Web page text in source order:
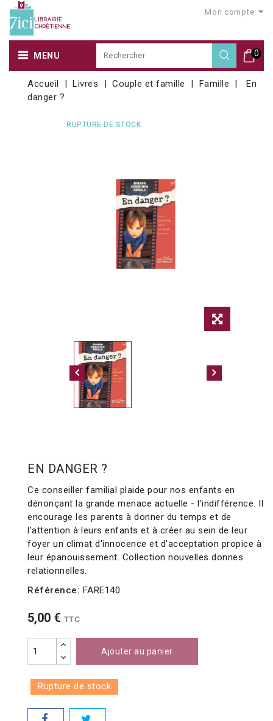
Mon compte
0
MENU
Accueil Livres Couple et famille Famille
En
danger ?
RUPTURE DE STOCK
EN DANGER ?
Ce conseiller familial plaide pour nos enfants en
dénonçant la grande menace actuelle - l'indifférence. Il
encourage les parents à donner du temps et de
l'attention à leurs enfants et à créer au sein de leur
foyer un climat d'innocence et d'acceptation propice à
leur épanouissement. Collection nouvelles donnes
relationnelles.
Référence: FARE140
5,00 € TTC
Ajouter au panier
Rupture de stock